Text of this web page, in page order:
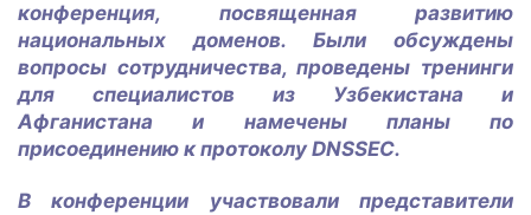
конференция, посвященная развитию
национальных доменов. Были обсуждены
вопросы сотрудничества, проведены тренинги
для специалистов из Узбекистана и
Афганистана и намечены планы по
присоединению к протоколу DNSSEC.
В конференции участвовали представители